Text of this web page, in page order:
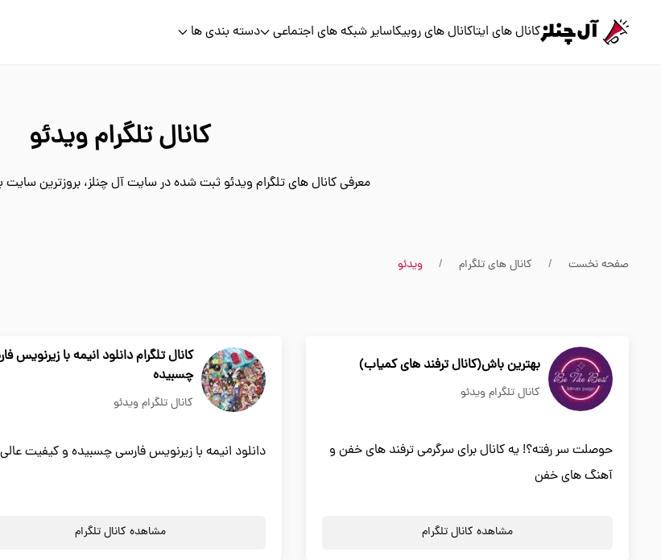
کانال های ایتاکانال های روبیکاسایر شبکه های اجتماعی دسته بندی ها
کانال تلگرام ویدئو
معرفی کانال های تلگرام ویدئو ثبت شده در سایت آل چنلز، بروزترین سایت
صفحه نخست کانال های تلگرام ویدئو
بهترین باش(کانال ترفند های کمیاب)
کانال تلگرام ویدئو
حوصلت سر رفته؟! یه کانال برای سرگرمی ترفند های خفن و
آهنگ های خفن
مشاهده کانال تلگرام
کانال تلگرام دانلود انیمه با زیرنویس
چسبیده
کانال تلگرام ویدئو
دانلود انیمه با زیرنویس فارسی چسبیده و کیفیت عالی
مشاهده کانال تلگرام